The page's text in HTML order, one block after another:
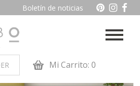
Boletín de noticias
Mi Carrito: 0